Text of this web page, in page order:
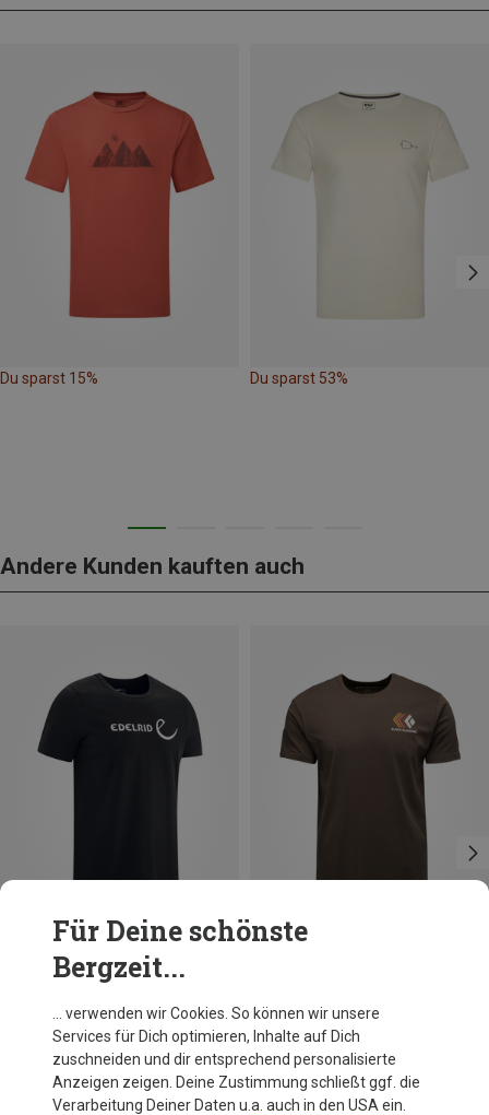
Du sparst 15% Du sparst 53%
Andere Kunden kauften auch
Du sparst 24%
Für Deine schönste
Bergzeit...
… verwenden wir Cookies. So können wir unsere
Services für Dich optimieren, Inhalte auf Dich
zuschneiden und dir entsprechend personalisierte
Anzeigen zeigen. Deine Zustimmung schließt ggf. die
Verarbeitung Deiner Daten u.a. auch in den USA ein.